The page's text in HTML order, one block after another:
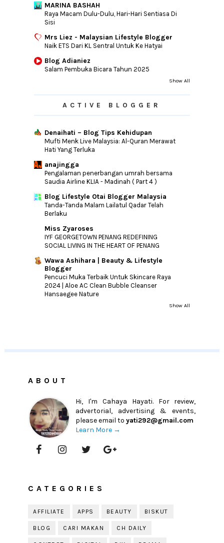
MARINA BASHAH
Raya Macam Dulu-Dulu, Hari-Hari Sentiasa Di
Sisi
Mrs Liez - Malaysian Lifestyle Blogger
Naik ETS Dari KL Sentral Untuk Ke Hatyai
Blog Adianiez
Salam Pembuka Bicara Tahun 2025
Show All
ACTIVE BLOGGER
Denaihati – Blog Tips Kehidupan
Mufti Menk Live Malaysia: Al-Quran Merawat
Hati Yang Terluka
anajingga
Pengalaman penerbangan umrah bersama
Saudia Airline KLIA - Madinah ( Part 4 )
Blog Lifestyle Otai Blogger Malaysia
Tanda-Tanda Malam Lailatul Qadar Telah
Berlaku
Miss Zyaroses
IYF GEORGETOWN PENANG REDEFINING
SOCIAL LIVING IN THE HEART OF PENANG
Wawa Ashihara | Beauty & Lifestyle
Blogger
Pencuci Muka Terbaik Untuk Skincare Raya
2024 | Aloe AC Clean Bubble Cleanser
Hansaegee Nature
Show All
ABOUT
Hi, I'm Cahaya Hayati. For review,
advertorial, advertising & events,
please email toyati292@gmail.com
Learn More →
CATEGORIES
AFFILIATE APPS BEAUTY BISKUT
BLOG CARI MAKAN CH DAILY